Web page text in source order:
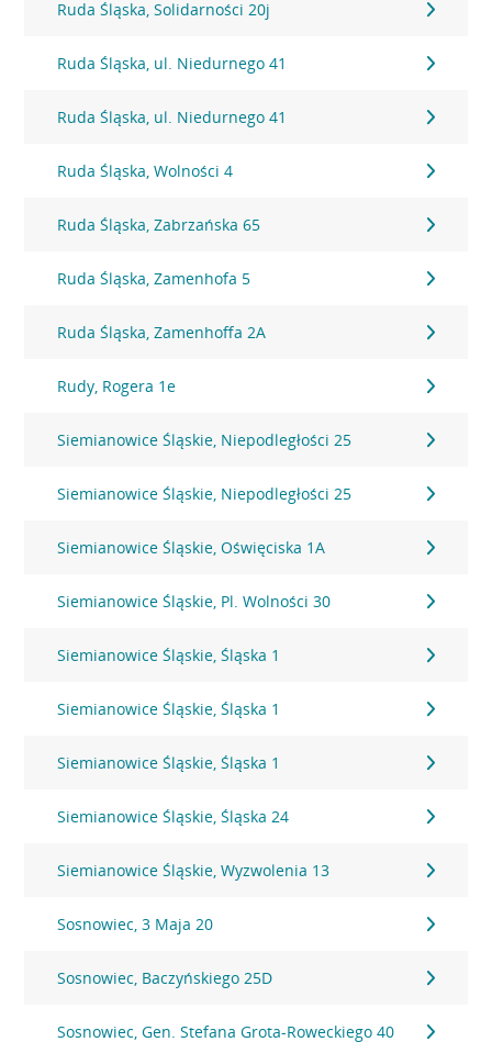
Ruda Śląska, Solidarności 20j
Ruda Śląska, ul. Niedurnego 41
Ruda Śląska, ul. Niedurnego 41
Ruda Śląska, Wolności 4
Ruda Śląska, Zabrzańska 65
Ruda Śląska, Zamenhofa 5
Ruda Śląska, Zamenhoffa 2A
Rudy, Rogera 1e
Siemianowice Śląskie, Niepodległości 25
Siemianowice Śląskie, Niepodległości 25
Siemianowice Śląskie, Oświęciska 1A
Siemianowice Śląskie, Pl. Wolności 30
Siemianowice Śląskie, Śląska 1
Siemianowice Śląskie, Śląska 1
Siemianowice Śląskie, Śląska 1
Siemianowice Śląskie, Śląska 24
Siemianowice Śląskie, Wyzwolenia 13
Sosnowiec, 3 Maja 20
Sosnowiec, Baczyńskiego 25D
Sosnowiec, Gen. Stefana Grota-Roweckiego 40